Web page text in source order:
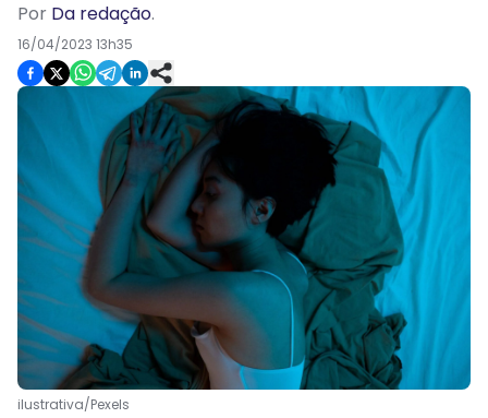
Por Da redação.
16/04/2023 13h35
ilustrativa/Pexels